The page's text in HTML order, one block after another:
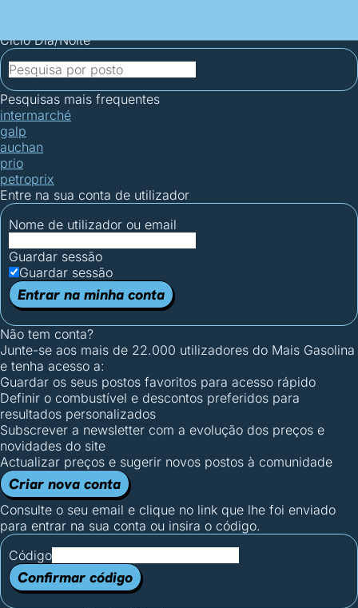
Ciclo Dia/Noite
Pesquisas mais frequentes
intermarché
galp
auchan
prio
petroprix
Entre na sua conta de utilizador
Nome de utilizador ou email
Guardar sessão
Guardar sessão
Entrar na minha conta
Não tem conta?
Junte-se aos mais de 22.000 utilizadores do Mais Gasolina
e tenha acesso a:
Guardar os seus postos favoritos para acesso rápido
Definir o combustível e descontos preferidos para
resultados personalizados
Subscrever a newsletter com a evolução dos preços e
novidades do site
Actualizar preços e sugerir novos postos à comunidade
Criar nova conta
Consulte o seu email e clique no link que lhe foi enviado
para entrar na sua conta ou insira o código.
Código
Confirmar código